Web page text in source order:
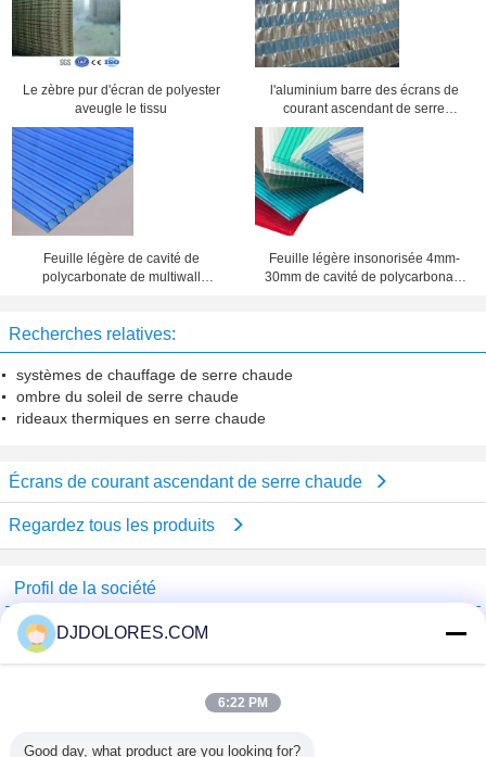
Le zèbre pur d'écran de polyester
aveugle le tissu
l'aluminium barre des écrans de
courant ascendant de serre
chaude
Feuille légère de cavité de
polycarbonate de multiwall
Feuille légère insonorisée 4mm-
30mm de cavité de polycarbonate
Recherches relatives:
systèmes de chauffage de serre chaude
ombre du soleil de serre chaude
rideaux thermiques en serre chaude
Écrans de courant ascendant de serre chaude
Regardez tous les produits
Profil de la société
Shenzhen GSP Greenhouse Spare Parts Co.,Ltd
Fournisseurs vérifié
Verified Suplier
DJDOLORES.COM
6:22 PM
Good day, what product are you looking for?